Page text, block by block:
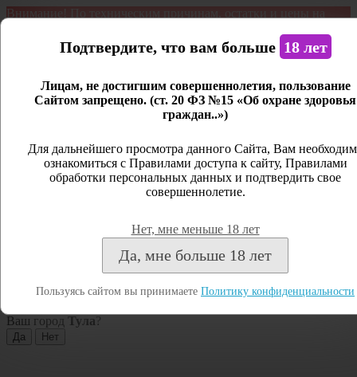
Внимание! По техническим причинам, остатки и цены на
является демонстрационным. Дистанционная продажа не
Открыть сайдбар
Личный кабинет
Закрыть
Посмотреть все результаты
Ваш город Тула ?
Подтвердите, что вам больше 18 лет
Лицам, не достигшим совершеннолетия, пользование
Сайтом запрещено. (ст. 20 ФЗ №15 «Об охране здоровья
граждан..»)
Для дальнейшего просмотра данного Сайта, Вам
ознакомиться с Правилами доступа к сайту, Правилами
обработки персональных данных и подтвердить свое
совершеннолетие.
Нет, мне меньше 18 лет
Да, мне больше 18 лет
Пользуясь сайтом вы принимаете Политику конфиденциальности